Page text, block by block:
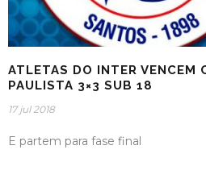
ATLETAS DO INTER VENCEM
PAULISTA 3×3 SUB 18
17 jul 2018
E partem para fase final